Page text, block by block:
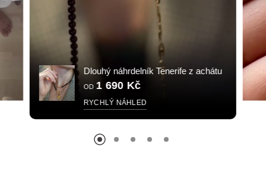
Dlouhý náhrdelník Tenerife z achátu
OD 1 690 Kč
RYCHLÝ NÁHLED